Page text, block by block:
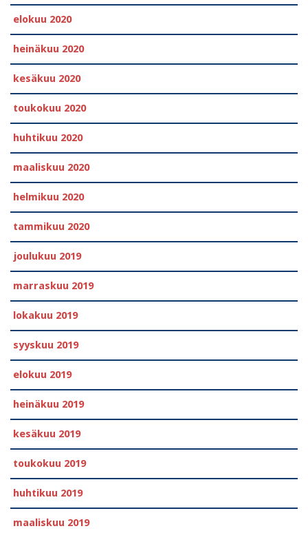
elokuu 2020
heinäkuu 2020
kesäkuu 2020
toukokuu 2020
huhtikuu 2020
maaliskuu 2020
helmikuu 2020
tammikuu 2020
joulukuu 2019
marraskuu 2019
lokakuu 2019
syyskuu 2019
elokuu 2019
heinäkuu 2019
kesäkuu 2019
toukokuu 2019
huhtikuu 2019
maaliskuu 2019